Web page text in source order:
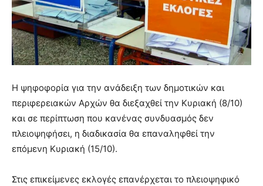
Η ψηφοφορία για την ανάδειξη των δημοτικών και
περιφερειακών Αρχών θα διεξαχθεί την Κυριακή (8/10)
και σε περίπτωση που κανένας συνδυασμός δεν
πλειοψηφήσει, η διαδικασία θα επαναληφθεί την
επόμενη Κυριακή (15/10).
Στις επικείμενες εκλογές επανέρχεται το πλειοψηφικό